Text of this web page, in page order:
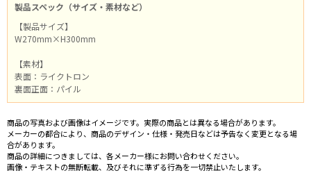
製品スペック（サイズ・素材など）
【製品サイズ】
W270mm×H300mm
【素材】
表面：ライクトロン
裏面正面：パイル
商品の写真および画像はイメージです。実際の商品とは異なる場合があります。
メーカーの都合により、商品のデザイン・仕様・発売日などは予告なく変更となる場
合があります。
商品の詳細につきましては、各メーカー様にお問い合わせください。
画像・テキストの無断転載、及びそれに準ずる行為を一切禁止いたします。